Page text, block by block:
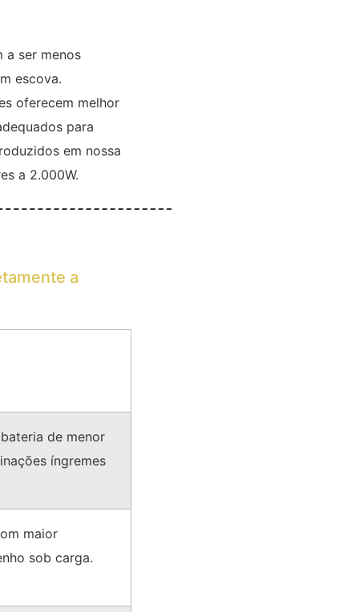
a ser menos
escova.
oferecem melhor
para
em nossa
a 2.000W.
a
de menor
íngremes
maior
sob carga.